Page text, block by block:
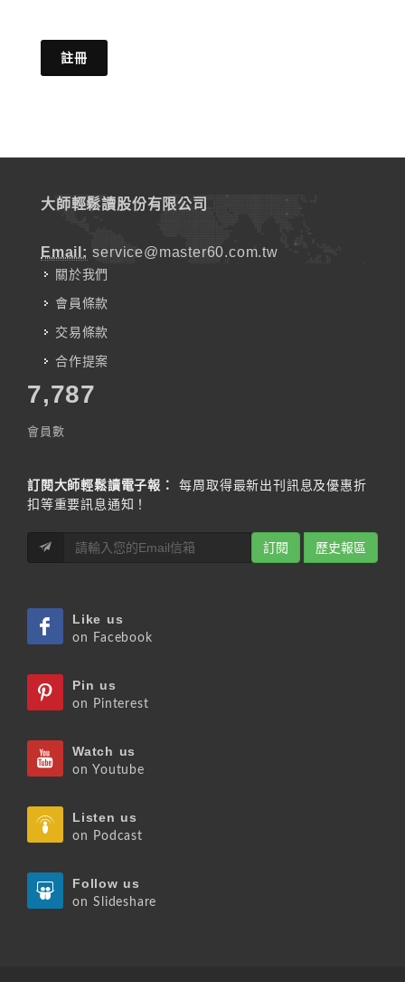
註冊
大師輕鬆讀股份有限公司
Email: service@master60.com.tw
關於我們
會員條款
交易條款
合作提案
7,787
會員數
訂閱大師輕鬆讀電子報：
每周取得最新出刊訊息及優惠折
扣等重要訊息通知！
訂閱 歷史報區
Like us
on Facebook
Pin us
on Pinterest
Watch us
on Youtube
Listen us
on Podcast
Follow us
on Slideshare